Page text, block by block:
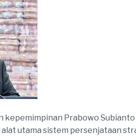
kepemimpinan Prabowo
utama sistem persenjataan